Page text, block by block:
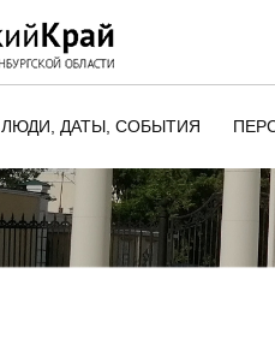
ЛЮДИ, ДАТЫ, CОБЫТИЯ
ЭТОТ ДЕНЬ В ИСТОРИИ
ОРЕНБУРГСКОГО КРАЯ
ПАМЯТНЫЕ ДАТЫ